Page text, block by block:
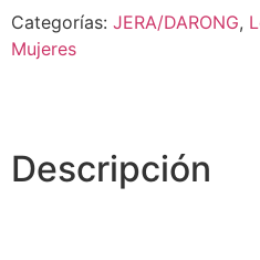
Categorías: JERA/DARONG,
Mujeres
Descripción